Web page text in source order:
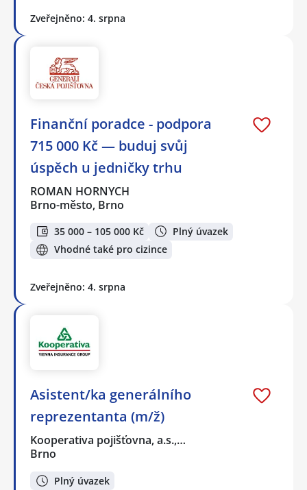
Zveřejněno: 4. srpna
Finanční poradce - podpora
715 000 Kč — buduj svůj
úspěch u jedničky trhu
ROMAN HORNYCH
Brno-město, Brno
35 000 – 105 000 Kč
Plný úvazek
Vhodné také pro cizince
Zveřejněno: 4. srpna
Asistent/ka generálního
reprezentanta (m/ž)
Kooperativa pojišťovna, a.s.,…
Brno
Plný úvazek